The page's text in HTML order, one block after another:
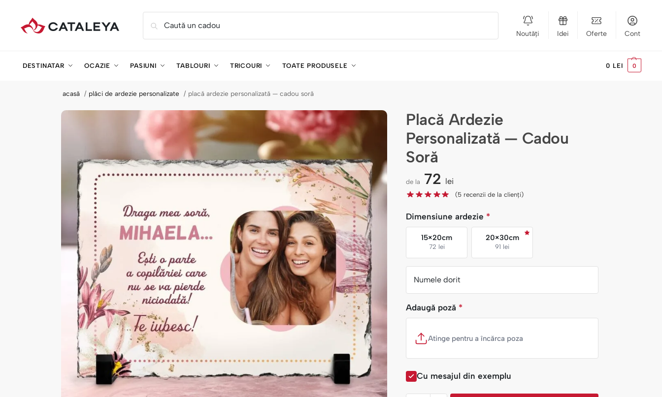
Caută un cadou
Noutăți Idei Oferte Cont
DESTINATAR OCAZIE PASIUNI TABLOURI TRICOURI TOATE PRODUSELE 0 LEI 0
acasă plăci de ardezie personalizate placă ardezie personalizată — cadou soră
Placă Ardezie
Personalizată — Cadou
Soră
de la 72 lei
(5recenzii de la clienți)
Dimensiune ardezie *
15×20cm
72 lei
20×30cm
91 lei
Numele dorit
Adaugă poză *
Atinge pentru a încărca poza
Cu mesajul din exemplu